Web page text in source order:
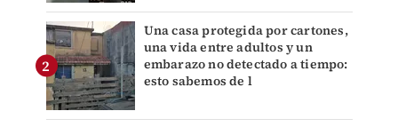
Una casa protegida por cartones,
una vida entre adultos y un
embarazo no detectado a tiempo:
esto sabemos de l